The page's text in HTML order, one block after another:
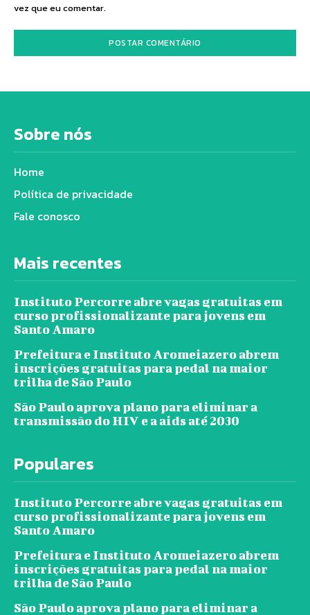
vez que eu comentar.
Sobre nós
Home
Política de privacidade
Fale conosco
Mais recentes
Instituto Percorre abre vagas gratuitas em
curso profissionalizante para jovens em
Santo Amaro
Prefeitura e Instituto Aromeiazero abrem
inscrições gratuitas para pedal na maior
trilha de São Paulo
São Paulo aprova plano para eliminar a
transmissão do HIV e a aids até 2030
Populares
Instituto Percorre abre vagas gratuitas em
curso profissionalizante para jovens em
Santo Amaro
Prefeitura e Instituto Aromeiazero abrem
inscrições gratuitas para pedal na maior
trilha de São Paulo
São Paulo aprova plano para eliminar a